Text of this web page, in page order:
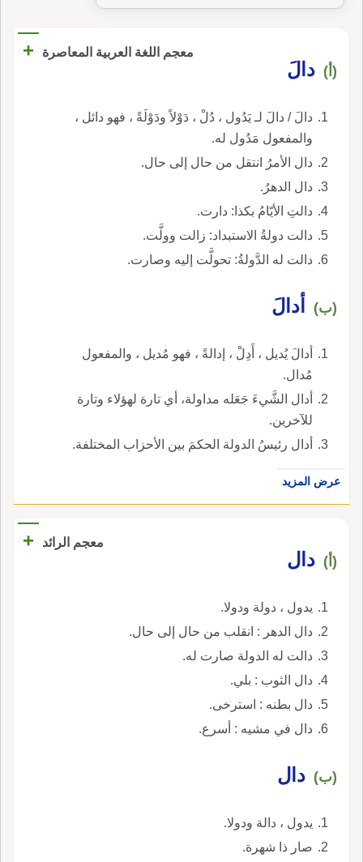
معجم اللغة العربية المعاصرة +
(أ) دالَ
دالَ / دالَ لـ يَدُول ، دُلْ ، دَوْلاً ودَوْلَةً ، فهو دائل ،
والمفعول مَدُول له.
دال الأمرُ انتقل من حال إلى حال.
دال الدهرُ.
دالتِ الأيّامُ بكذا: دارت.
دالت دولةُ الاستبداد: زالت وولَّت.
دالت له الدَّولةُ: تحولَّت إليه وصارت.
(ب) أدالَ
أدالَ يُديل ، أَدِلْ ، إدالةً ، فهو مُديل ، والمفعول
مُدال.
أدال الشَّيءَ جَعَله مداولة، أي تارة لهؤلاء وتارة
للآخرين.
أدال رئيسُ الدولة الحكمَ بين الأحزاب المختلفة.
عرض المزيد
معجم الرائد +
(أ) دال
يدول ، دولة ودولا.
دال الدهر : انقلب من حال إلى حال.
دالت له الدولة صارت له.
دال الثوب : بلي.
دال بطنه : استرخى.
دال في مشيه : أسرع.
(ب) دال
يدول ، دالة ودولا.
صار ذا شهرة.